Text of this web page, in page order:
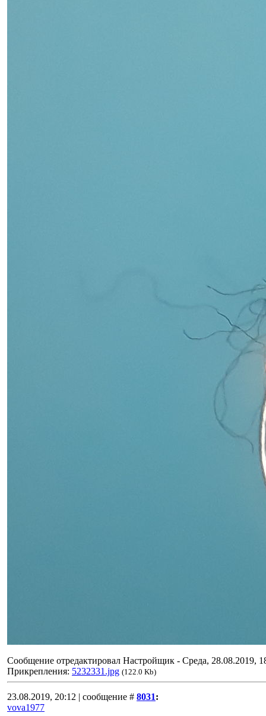
Сообщение отредактировал Настройщик - Среда, 28.08.2019,
Прикрепления: 5232331.jpg (122.0 Kb)
23.08.2019, 20:12 | сообщение # 8031:
vova1977